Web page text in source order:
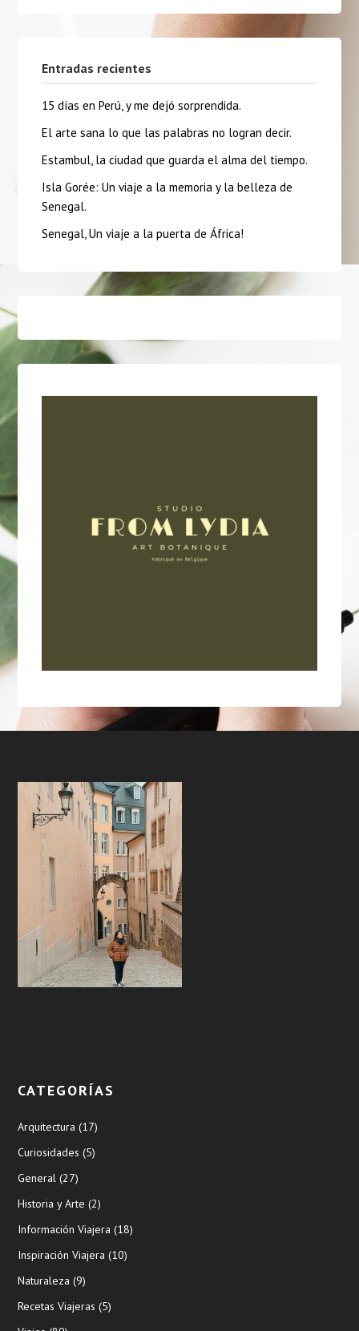
Entradas recientes
15 días en Perú, y me dejó sorprendida.
El arte sana lo que las palabras no logran decir.
Estambul, la ciudad que guarda el alma del tiempo.
Isla Gorée: Un viaje a la memoria y la belleza de
Senegal.
Senegal, Un viaje a la puerta de África!
CATEGORÍAS
Arquitectura (17)
Curiosidades (5)
General (27)
Historia y Arte (2)
Información Viajera (18)
Inspiración Viajera (10)
Naturaleza (9)
Recetas Viajeras (5)